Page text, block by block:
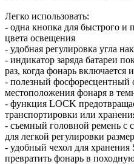
Легко использовать:
- одна кнопка для быстрого и
цвета освещения
- удобная регулировка угла
- индикатор заряда батареи
раз, когда фонарь включается
- полезный фосфоресцентный
местоположения фонаря в
- функция LOCK
транспортировки или
- съемный головной ремень с
для легкой регулировки
- удобный чехол для
превратить фонарь в